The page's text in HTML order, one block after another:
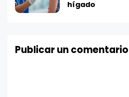
hígado
Publicar un comentario